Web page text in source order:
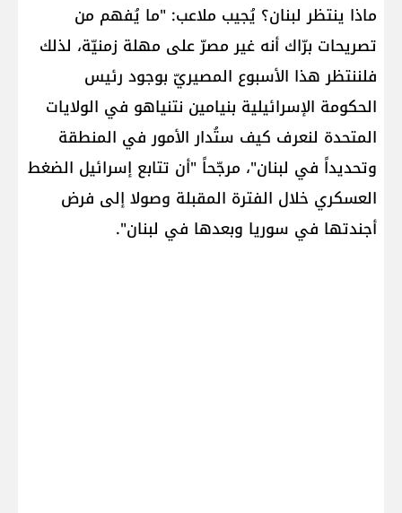
ماذا ينتظر لبنان؟ يُجيب ملاعب: "ما يُفهم من
تصريحات برّاك أنه غير مصرّ على مهلة زمنيّة، لذلك
فلننتظر هذا الأسبوع المصيريّ بوجود رئيس
الحكومة الإسرائيلية بنيامين نتنياهو في الولايات
المتحدة لنعرف كيف ستُدار الأمور في المنطقة
وتحديداً في لبنان"، مرجّحاً "أن تتابع إسرائيل الضغط
العسكري خلال الفترة المقبلة وصولا إلى فرض
أجندتها في سوريا وبعدها في لبنان".